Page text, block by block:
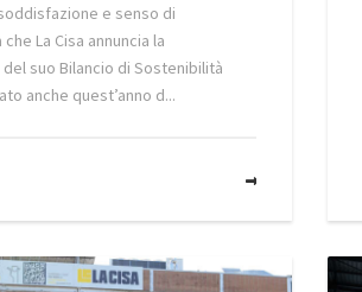
e senso di
La Cisa annuncia la
suo Bilancio di Sostenibilità
anche quest’anno d...